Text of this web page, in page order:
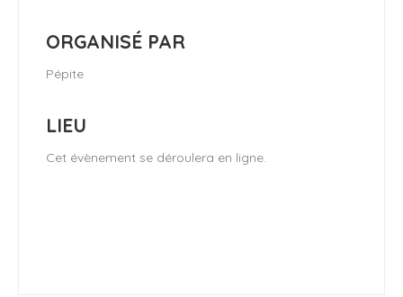
ORGANISÉ PAR
Pépite
LIEU
Cet évènement se déroulera en ligne.